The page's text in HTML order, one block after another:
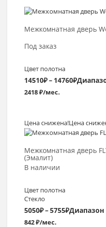
Межкомнатная дверь
Под заказ
Цвет полотна
14510₽– 14760₽
2418 ₽/мес.
Цена снижена!Цена
Межкомнатная дверь
(Эмалит)
В наличии
Цвет полотна
Стекло
5050₽–5755₽Диапазон
842 ₽/мес.